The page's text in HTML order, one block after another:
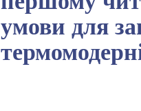
умови для